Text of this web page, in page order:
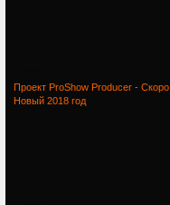
Проект ProShow Producer - Скоро
Новый 2018 год